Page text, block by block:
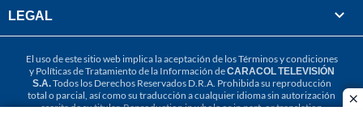
LEGAL
El uso de este sitio web implica la aceptación de losTérminos y condiciones
y Políticas de Tratamiento de la Información deCARACOL TELEVISIÓN
S.A.Todos los Derechos Reservados D.R.A. Prohibida su reproducción
total o parcial, así como su traducción a cualquier idioma sin autorización
escrita de su titular. Reproduction in whole or in part, or translation